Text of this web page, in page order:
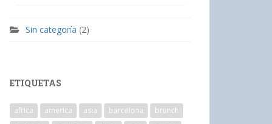
Sin categoría (2)
ETIQUETAS
africa america asia barcelona
brunch